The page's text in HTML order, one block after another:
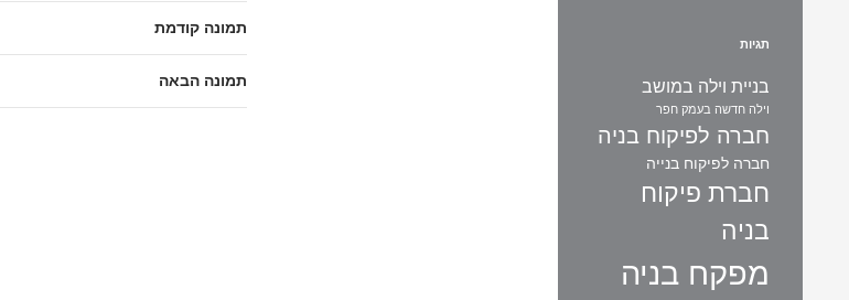
תמונה קודמת
תמונה הבאה
תגיות
בניית וילה במושב
וילה חדשה בעמק חפר
חברה לפיקוח בניה
חברה לפיקוח בנייה
חברת פיקוח
בניה
מפקח בניה